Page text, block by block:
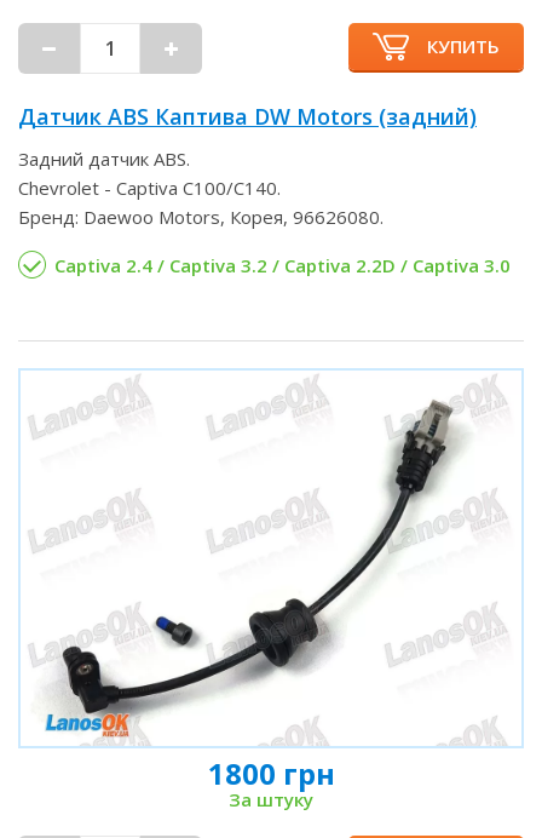
КУПИТЬ
Датчик ABS Каптива DW Motors (задний)
Задний датчик ABS.
Chevrolet - Captiva С100/С140.
Бренд: Daewoo Motors, Корея, 96626080.
Captiva 2.4 / Captiva 3.2 / Captiva 2.2D / Captiva 3.0
1800 грн
За штуку